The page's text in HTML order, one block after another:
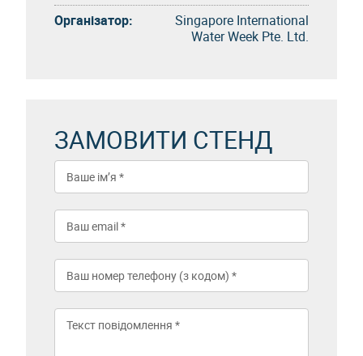
Організатор:
Singapore International
Water Week Pte. Ltd.
ЗАМОВИТИ СТЕНД